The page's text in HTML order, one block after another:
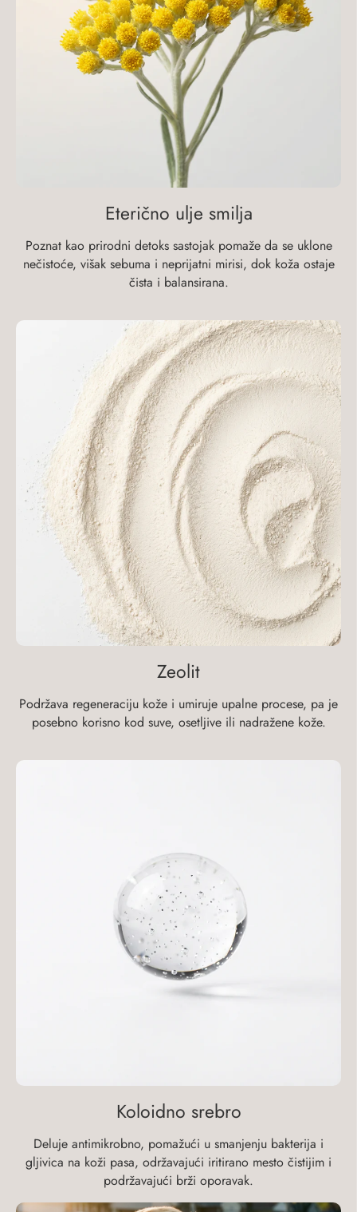
Eterično ulje smilja
Poznat kao prirodni detoks sastojak pomaže da se uklone
nečistoće, višak sebuma i neprijatni mirisi, dok koža ostaje
čista i balansirana.
Zeolit
Podržava regeneraciju kože i umiruje upalne procese, pa je
posebno korisno kod suve, osetljive ili nadražene kože.
Koloidno srebro
Deluje antimikrobno, pomažući u smanjenju bakterija i
gljivica na koži pasa, održavajući iritirano mesto čistijim i
podržavajući brži oporavak.